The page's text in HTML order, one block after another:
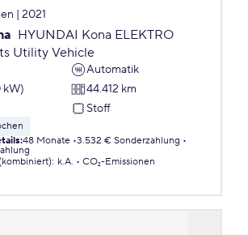
| 2021
HYUNDAI Kona ELEKTRO
Utility Vehicle
Automatik
kW)
44.412 km
Stoff
:48 Monate 3.532 € Sonderzahlung
: k.A.
CO₂-Emissionen